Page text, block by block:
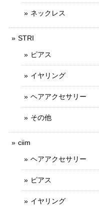
ネックレス
STRI
ピアス
イヤリング
ヘアアクセサリー
その他
ciim
ヘアアクセサリー
ピアス
イヤリング